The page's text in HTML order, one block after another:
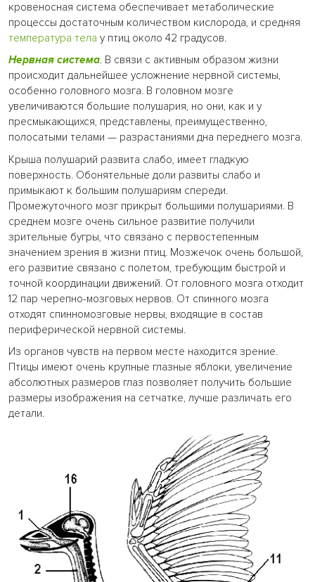
кровеносная система обеспечивает метаболические
процессы достаточным количеством кислорода, и средняя
температура тела у птиц около 42 градусов.
Нервная система. В связи с активным образом жизни
происходит дальнейшее усложнение нервной системы,
особенно головного мозга. В головном мозге
увеличиваются большие полушария, но они, как и у
пресмыкающихся, представлены, преимущественно,
полосатыми телами — разрастаниями дна переднего мозга.
Крыша полушарий развита слабо, имеет гладкую
поверхность. Обонятельные доли развиты слабо и
примыкают к большим полушариям спереди.
Промежуточного мозг прикрыт большими полушариями. В
среднем мозге очень сильное развитие получили
зрительные бугры, что связано с первостепенным
значением зрения в жизни птиц. Мозжечок очень большой,
его развитие связано с полетом, требующим быстрой и
точной координации движений. От головного мозга отходит
12 пар черепно-мозговых нервов. От спинного мозга
отходят спинномозговые нервы, входящие в состав
периферической нервной системы.
Из органов чувств на первом месте находится зрение.
Птицы имеют очень крупные глазные яблоки, увеличение
абсолютных размеров глаз позволяет получить большие
размеры изображения на сетчатке, лучше различать его
детали.